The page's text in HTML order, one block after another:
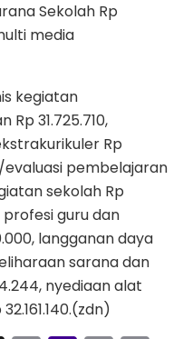
Sekolah Rp
media
kegiatan
31.725.710,
Rp
evaluasi pembelajaran
sekolah Rp
guru dan
langganan daya
sarana dan
nyediaan alat